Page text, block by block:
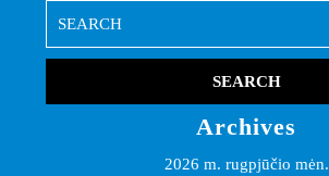
for:
Archives
2026 m. rugpjūčio mėn.